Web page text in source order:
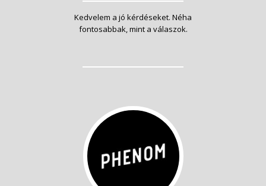
Kedvelem a jó kérdéseket. Néha
fontosabbak, mint a válaszok.